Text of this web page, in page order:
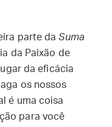
parte daSuma
da Paixão de
da eficácia
os nossos
é uma coisa
para você